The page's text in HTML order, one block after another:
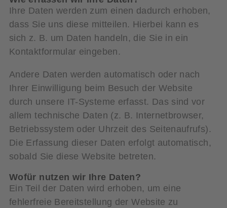
Ihre Daten werden zum einen dadurch erhoben,
dass Sie uns diese mitteilen. Hierbei kann es
sich z. B. um Daten handeln, die Sie in ein
Kontaktformular eingeben.
Andere Daten werden automatisch oder nach
Ihrer Einwilligung beim Besuch der Website
durch unsere IT-Systeme erfasst. Das sind vor
allem technische Daten (z. B. Internetbrowser,
Betriebssystem oder Uhrzeit des Seitenaufrufs).
Die Erfassung dieser Daten erfolgt automatisch,
sobald Sie diese Website betreten.
Wofür nutzen wir Ihre Daten?
Ein Teil der Daten wird erhoben, um eine
fehlerfreie Bereitstellung der Website zu